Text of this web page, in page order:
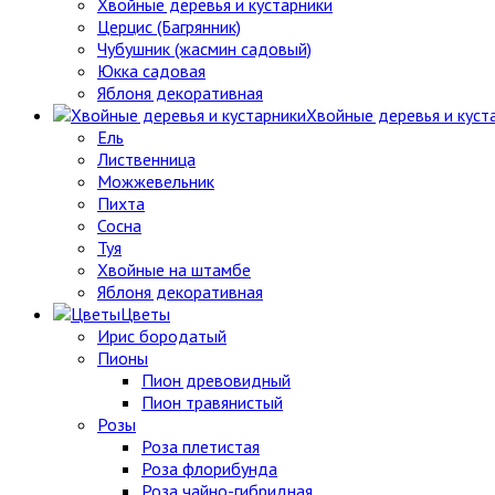
Церцис (Багрянник)
Чубушник (жасмин садовый)
Юкка садовая
Яблоня декоративная
Хвойные деревья и
Ель
Лиственница
Можжевельник
Пихта
Сосна
Туя
Хвойные на штамбе
Яблоня декоративная
Цветы
Ирис бородатый
Пионы
Пион древовидный
Пион травянистый
Розы
Роза плетистая
Роза флорибунда
Роза чайно-гибридная